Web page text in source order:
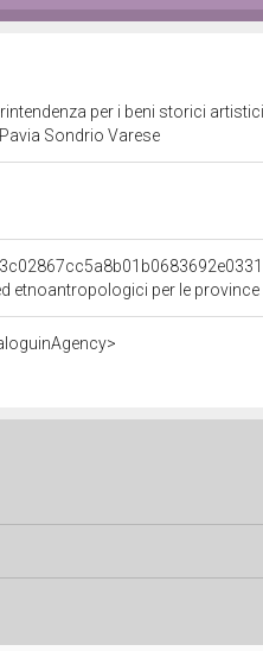
per i beni storici
Sondrio Varese
etnoantropologici per le